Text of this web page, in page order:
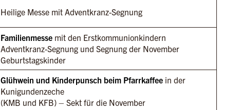
Heilige Messe mit Adventkranz-Segnung
Familienmesse mit den Erstkommunionkindern
Adventkranz-Segnung und Segnung der November
Geburtstagskinder
Glühwein und Kinderpunsch beim Pfarrkaffeein der
Kunigundenzeche
(KMB und KFB) – Sekt für die November